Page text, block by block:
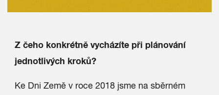
Z čeho konkrétně vycházíte při plánování
jednotlivých kroků?
Ke Dni Země v roce 2018 jsme na sběrném